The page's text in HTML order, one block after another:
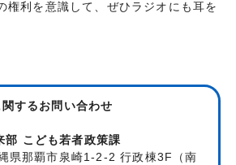
権利を意識して、ぜひラジオにも耳を
する お問い合わせ
部 こども若者政策課
那覇市泉崎1-2-2 行政棟3F（南